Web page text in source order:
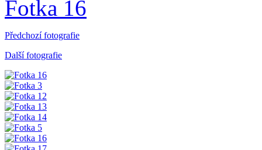
Předchozí fotografie
Další fotografie